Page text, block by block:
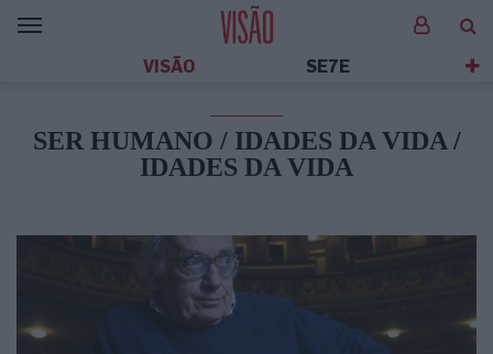
VISÃO SE7E
SER HUMANO / IDADES DA VIDA /
IDADES DA VIDA